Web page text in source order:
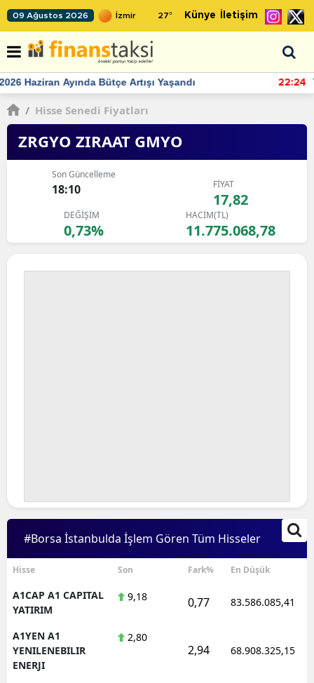
09 Ağustos 2026 27° Künye İletişim
22:24 TCMB'nin rezervlerinde artan momentum devam ediyor
/ Hisse Senedi Fiyatları
ZRGYO ZIRAAT GMYO
Son Güncelleme
18:10 FİYAT
17,82
DEĞİŞİM
0,73%
HACİM(TL)
11.775.068,78
#Borsa İstanbulda İşlem Gören Tüm Hisseler
Hisse Son Fark% En Düşük
A1CAP A1 CAPITAL
YATIRIM
9,18 0,77 83.586.085,41
A1YEN A1
YENILENEBILIR
ENERJI
2,80
2,94 68.908.325,15